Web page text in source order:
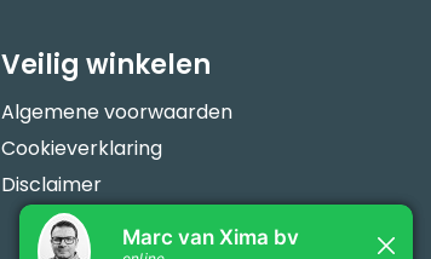
Veilig winkelen
Algemene voorwaarden
Cookieverklaring
Disclaimer